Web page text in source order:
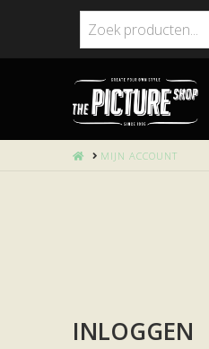
HOMEMIJN ACCOUNT
INLOGGEN